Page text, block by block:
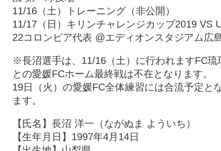
11/16（土）トレーニング（非公開）
11/17（日）キリンチャレンジカップ2019 VS
22コロンビア代表 @エディオンスタジアム広
※長沼選手は、11/16（土）に行われますFC琉
との愛媛FCホーム最終戦は不在となります。
19日（火）の愛媛FC全体練習には合流予定と
ます。
【氏名】長沼 洋一（ながぬま よういち）
【生年月日】1997年4月14日